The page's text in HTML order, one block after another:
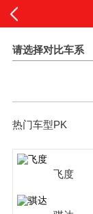
请选择对比车系
热门车型PK
飞度